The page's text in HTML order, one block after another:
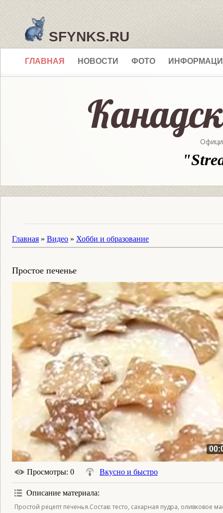
SFYNKS.RU
ГЛАВНАЯ НОВОСТИ ФОТО
Главная » Видео » Хобби и образование
Простое печенье
Просмотры: 0 Вкусно и быстро
Описание материала:
Простой рецепт печенья.Состав: тесто, сахарная пудра, оливковое